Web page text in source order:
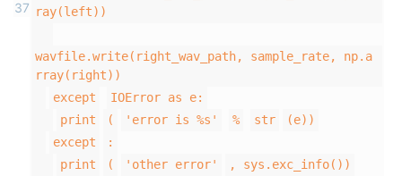
37 ray(left))
wavfile.write(right_wav_path, sample_rate, np.a
rray(right))
except
IOError as e:
print
( 'error is %s' % str
(e))
except
:
print
( 'other error' , sys.exc_info())